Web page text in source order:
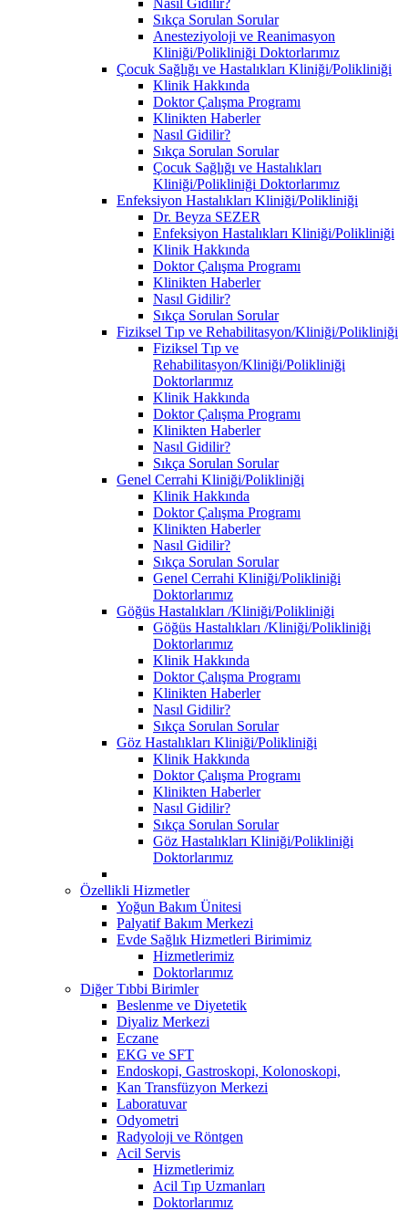
Sıkça Sorulan Sorular
Anesteziyoloji ve Reanimasyon
Kliniği/Polikliniği Doktorlarımız
Çocuk Sağlığı ve Hastalıkları Kliniği/Polikliniği
Klinik Hakkında
Doktor Çalışma Programı
Klinikten Haberler
Nasıl Gidilir?
Sıkça Sorulan Sorular
Çocuk Sağlığı ve Hastalıkları
Kliniği/Polikliniği Doktorlarımız
Enfeksiyon Hastalıkları Kliniği/Polikliniği
Dr. Beyza SEZER
Enfeksiyon Hastalıkları Kliniği/Polikliniği
Klinik Hakkında
Doktor Çalışma Programı
Klinikten Haberler
Nasıl Gidilir?
Sıkça Sorulan Sorular
Fiziksel Tıp ve Rehabilitasyon/Kliniği/Polikliniği
Fiziksel Tıp ve
Rehabilitasyon/Kliniği/Polikliniği
Doktorlarımız
Klinik Hakkında
Doktor Çalışma Programı
Klinikten Haberler
Nasıl Gidilir?
Sıkça Sorulan Sorular
Genel Cerrahi Kliniği/Polikliniği
Klinik Hakkında
Doktor Çalışma Programı
Klinikten Haberler
Nasıl Gidilir?
Sıkça Sorulan Sorular
Genel Cerrahi Kliniği/Polikliniği
Doktorlarımız
Göğüs Hastalıkları /Kliniği/Polikliniği
Göğüs Hastalıkları /Kliniği/Polikliniği
Doktorlarımız
Klinik Hakkında
Doktor Çalışma Programı
Klinikten Haberler
Nasıl Gidilir?
Sıkça Sorulan Sorular
Göz Hastalıkları Kliniği/Polikliniği
Klinik Hakkında
Doktor Çalışma Programı
Klinikten Haberler
Nasıl Gidilir?
Sıkça Sorulan Sorular
Göz Hastalıkları Kliniği/Polikliniği
Doktorlarımız
Özellikli Hizmetler
Yoğun Bakım Ünitesi
Palyatif Bakım Merkezi
Evde Sağlık Hizmetleri Birimimiz
Hizmetlerimiz
Doktorlarımız
Diğer Tıbbi Birimler
Beslenme ve Diyetetik
Diyaliz Merkezi
Eczane
EKG ve SFT
Endoskopi, Gastroskopi, Kolonoskopi,
Kan Transfüzyon Merkezi
Laboratuvar
Odyometri
Radyoloji ve Röntgen
Acil Servis
Hizmetlerimiz
Acil Tıp Uzmanları
Doktorlarımız